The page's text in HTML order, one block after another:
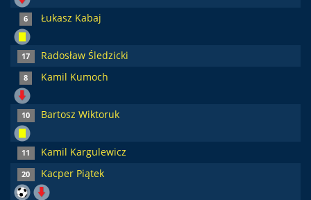
6 Łukasz Kabaj
17 Radosław Śledzicki
8 Kamil Kumoch
10 Bartosz Wiktoruk
11 Kamil Kargulewicz
20 Kacper Piątek